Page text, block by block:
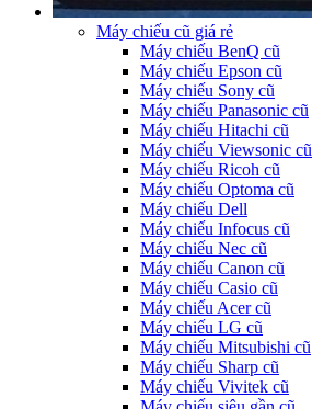
Máy chiếu cũ giá rẻ
Máy chiếu BenQ cũ
Máy chiếu Epson cũ
Máy chiếu Sony cũ
Máy chiếu Panasonic cũ
Máy chiếu Hitachi cũ
Máy chiếu Viewsonic cũ
Máy chiếu Ricoh cũ
Máy chiếu Optoma cũ
Máy chiếu Dell
Máy chiếu Infocus cũ
Máy chiếu Nec cũ
Máy chiếu Canon cũ
Máy chiếu Casio cũ
Máy chiếu Acer cũ
Máy chiếu LG cũ
Máy chiếu Mitsubishi cũ
Máy chiếu Sharp cũ
Máy chiếu Vivitek cũ